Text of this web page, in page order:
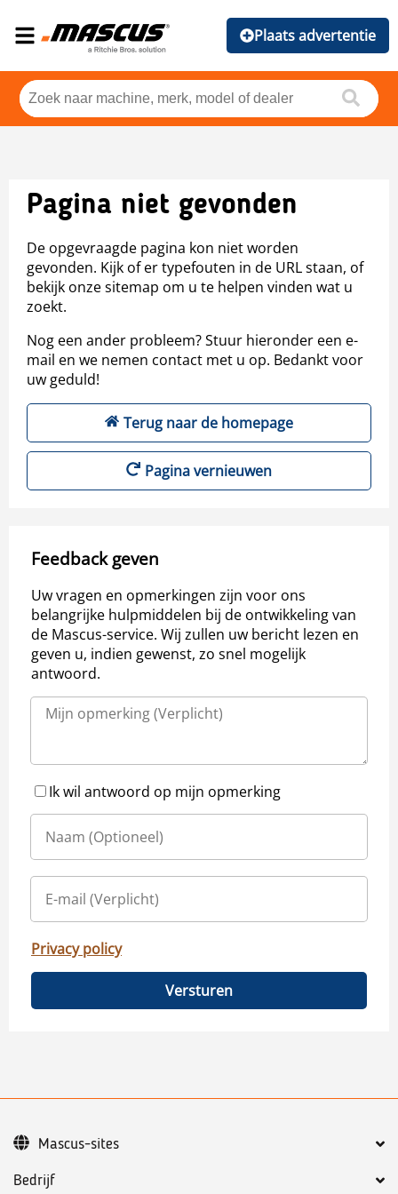
Plaats advertentie
Pagina niet gevonden
De opgevraagde pagina kon niet worden
gevonden. Kijk of er typefouten in de URL staan, of
bekijk onze sitemap om u te helpen vinden wat u
zoekt.
Nog een ander probleem? Stuur hieronder een e-
mail en we nemen contact met u op. Bedankt voor
uw geduld!
Terug naar de homepage
Pagina vernieuwen
Feedback geven
Uw vragen en opmerkingen zijn voor ons
belangrijke hulpmiddelen bij de ontwikkeling van
de Mascus-service. Wij zullen uw bericht lezen en
geven u, indien gewenst, zo snel mogelijk
antwoord.
Ik wil antwoord op mijn opmerking
Privacy policy
Versturen
Bedrijf
Mascus-sites